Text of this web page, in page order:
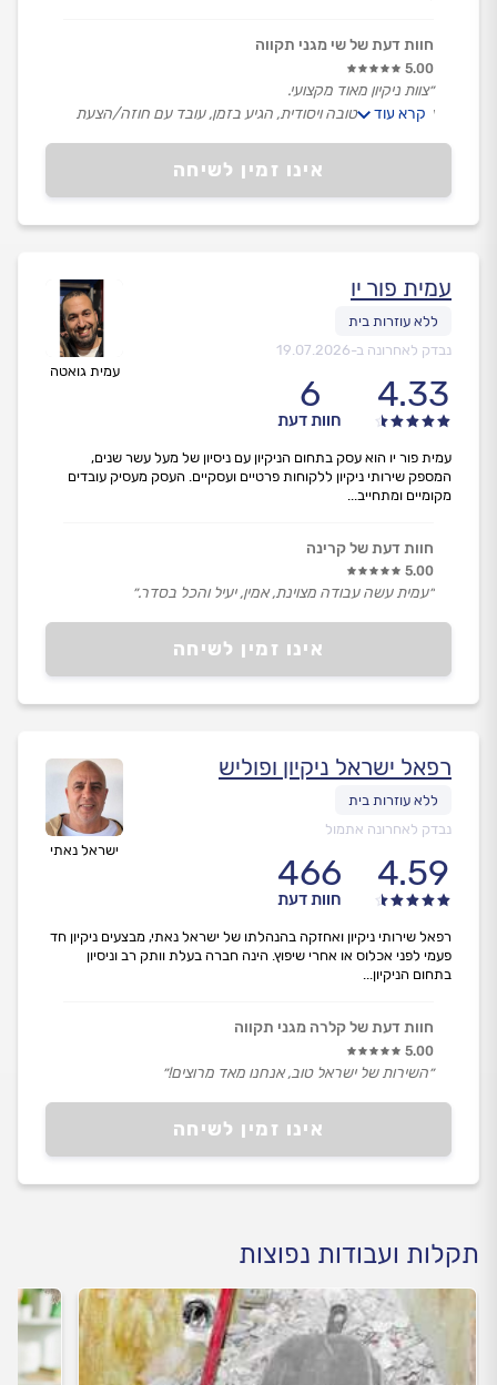
אינו זמין לשיחה
חוות דעת של שי מגני תקווה
5.00
״צוות ניקיון מאוד מקצועי.
עשה עבודה טובה ויסודית, הגיע בזמן, עובד עם חוזה/הצעת
קרא עוד
עמית גואטה
עמית פור יו
נבדק לאחרונה ב-19.07.2026
4.33
6
חוות דעת
אינו זמין לשיחה
עמית פור יו הוא עסק בתחום הניקיון עם ניסיון של מעל עשר שנים,
המספק שירותי ניקיון ללקוחות פרטיים ועסקיים. העסק מעסיק עובדים
מקומיים ומתחייב...
חוות דעת של קרינה
5.00
״עמית עשה עבודה מצוינת, אמין, יעיל והכל בסדר.״
ישראל נאתי
רפאל ישראל ניקיון ופוליש
נבדק לאחרונה אתמול
4.59
466
חוות דעת
אינו זמין לשיחה
רפאל שירותי ניקיון ואחזקה בהנהלתו של ישראל נאתי, מבצעים ניקיון חד
פעמי לפני אכלוס או אחרי שיפוץ. הינה חברה בעלת וותק רב וניסיון
בתחום הניקיון...
חוות דעת של קלרה מגני תקווה
5.00
״השירות של ישראל טוב, אנחנו מאד מרוצים!״
תקלות ועבודות נפוצות